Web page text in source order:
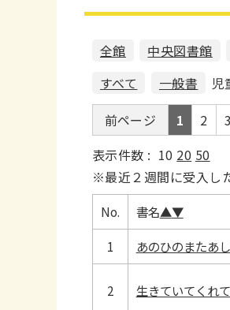
全館 中央図書館
すべて
一般書 児
前ページ
1 2 3
表示件数 : 10 20 50
※最近２週間に受入し
No. 書名▲▼
1
あのひのまたあ
2 生きていてくれ